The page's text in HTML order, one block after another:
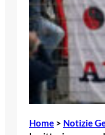
Home > Notizie